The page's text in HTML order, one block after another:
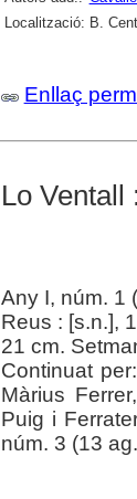
Localització: B.
Enllaç
Lo
Any I, núm. 1
Reus : [s.n.],
21 cm.
Continuat
Màrius
Puig i
núm. 3 (13